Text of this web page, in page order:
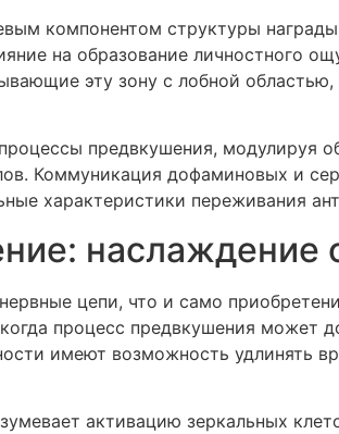
компонентом структуры
на образование личностного
эту зону с лобной
предвкушения, модулируя
Коммуникация дофаминовых и
характеристики переживания
наслаждение
цепи, что и само
процесс предвкушения может
имеют возможность удлинять
активацию зеркальных